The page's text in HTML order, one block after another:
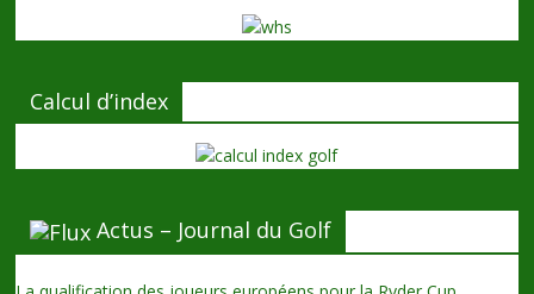
Calcul d’index
Actus – Journal du Golf